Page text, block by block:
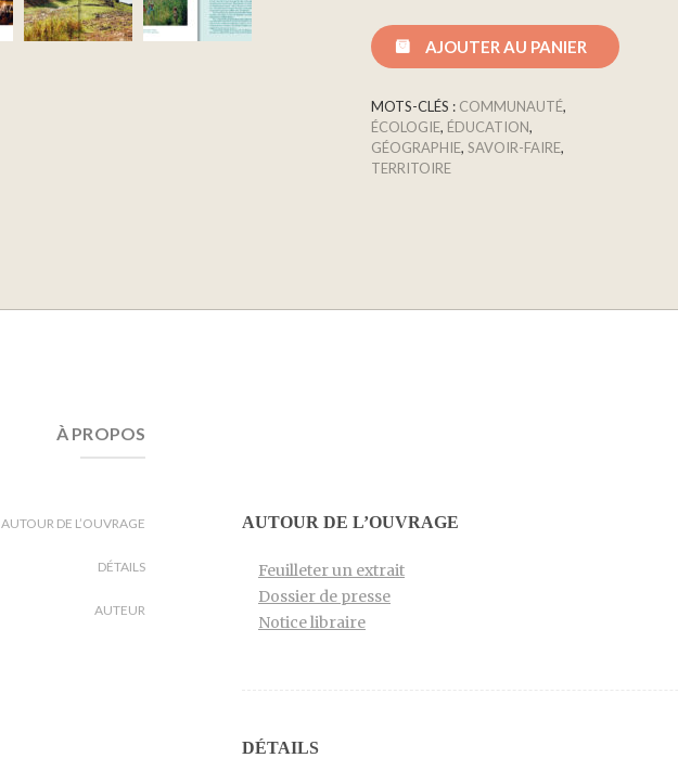
AJOUTER AU PANIER
MOTS-CLÉS : COMMUNAUTÉ,
ÉCOLOGIE, ÉDUCATION,
GÉOGRAPHIE, SAVOIR-FAIRE,
TERRITOIRE
À PROPOS
AUTOUR DE L’OUVRAGE
DÉTAILS
AUTEUR
AUTOUR DE L’OUVRAGE
Feuilleter un extrait
Dossier de presse
Notice libraire
DÉTAILS